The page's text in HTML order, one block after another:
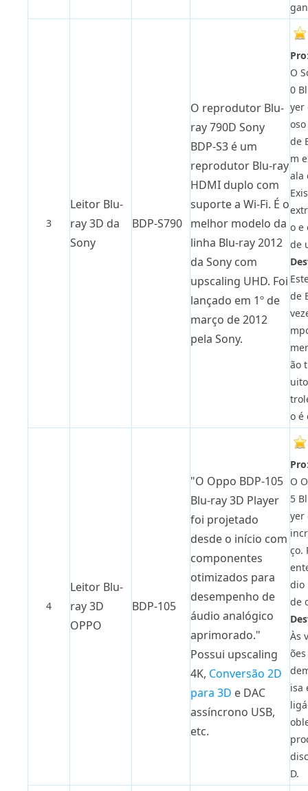
3
Leitor Blu-
ray 3D da
Sony
BDP-S790
O reprodutor Blu-
ray 790D Sony
BDP-S3 é um
reprodutor Blu-ray
HDMI duplo com
suporte a Wi-Fi. É o
melhor modelo da
linha Blu-ray 2012
da Sony com
upscaling UHD. Foi
lançado em 1º de
março de 2012
pela Sony.
Pro
O
0
yer
de
m
ala
o e
de
de
ão
o é
4
Leitor Blu-
ray 3D
OPPO
BDP-105
"O Oppo BDP-105
Blu-ray 3D Player
foi projetado
desde o início com
componentes
otimizados para
desempenho de
áudio analógico
aprimorado."
Possui upscaling
4K, Conversão 2D
para 3D e DAC
assíncrono USB,
etc.
Pro
O
5
yer
ço.
dio
de
Às
isa
D.